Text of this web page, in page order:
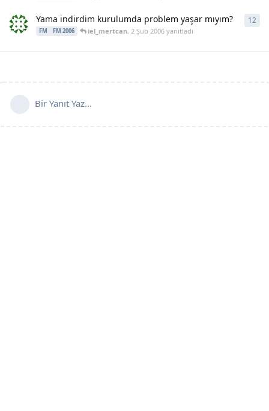
Yama indirdim kurulumda problem yaşar mıyım?
FM FM 2006 iel_mertcan, 2 Şub 2006yanıtladı
12
Bir Yanıt Yaz...